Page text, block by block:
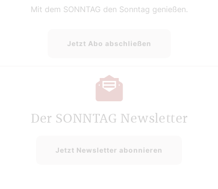
Mit dem SONNTAG den Sonntag genießen.
Jetzt Abo abschließen
Der SONNTAG Newsletter
Jetzt Newsletter abonnieren